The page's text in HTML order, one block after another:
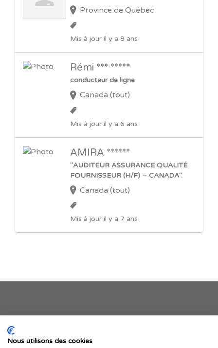
Province de Québec
Mis à jour il y a 8 ans
Rémi *** *****
conducteur de ligne
Canada (tout)
Mis à jour il y a 6 ans
AMIRA ******
"AUDITEUR ASSURANCE QUALITÉ
FOURNISSEUR (H/F) – CANADA".
Canada (tout)
Mis à jour il y a 7 ans
Je publie mon offre
Nous utilisons des cookies